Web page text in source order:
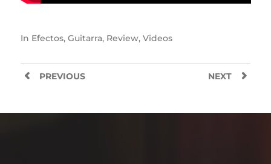
In Efectos, Guitarra, Review, Videos
NEXT
PREVIOUS